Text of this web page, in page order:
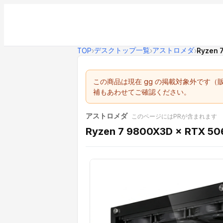
TOP›デスクトップ一覧›アストロメダ›Ryzen
この商品は現在 gg の掲載対象外です（
補もあわせてご確認ください。
アストロメダ このページにはPRが含まれます
Ryzen 7 9800X3D × RTX